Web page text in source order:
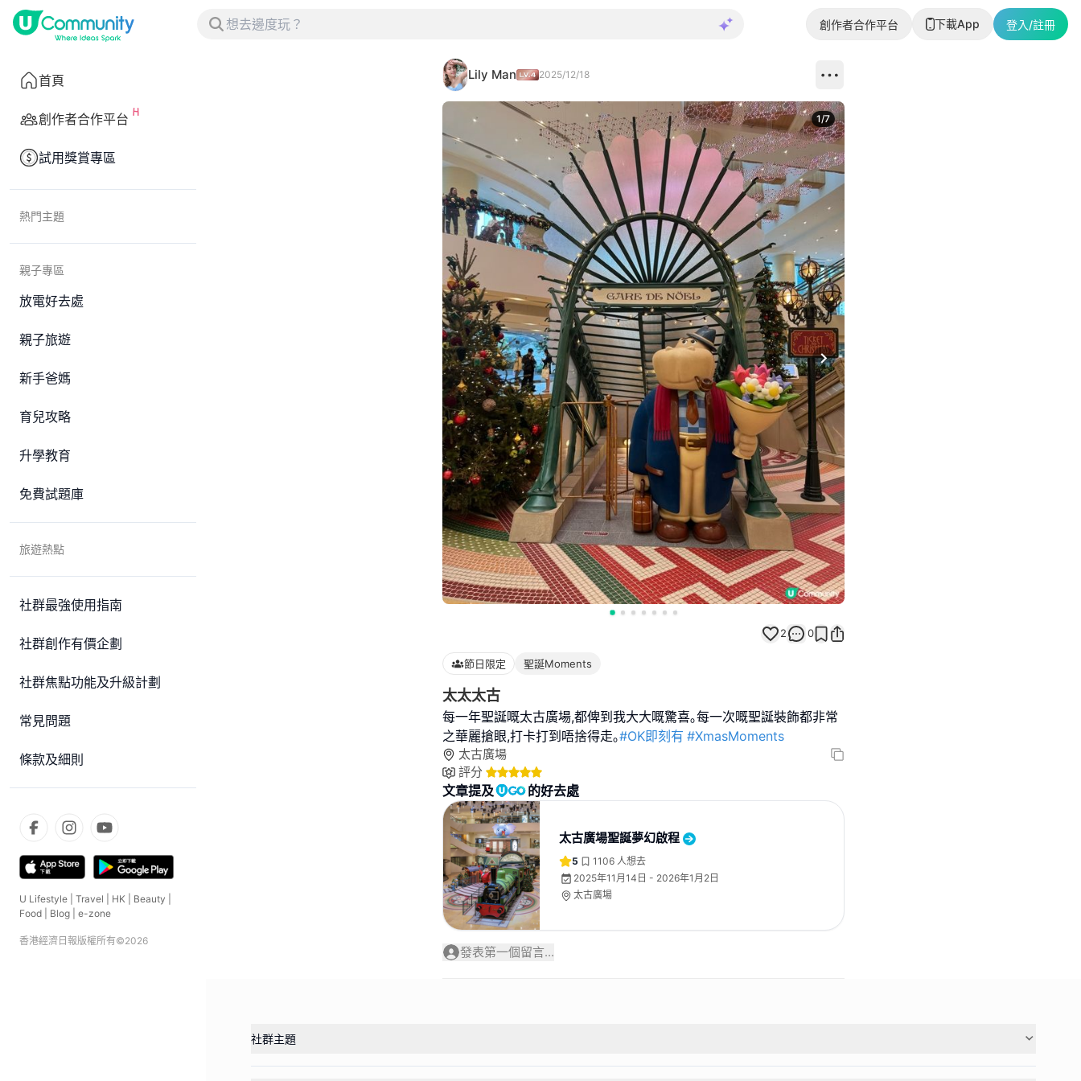
創作者合作平台 下載App 登入/註冊
首頁
創作者合作平台
試用獎賞專區
熱門主題
親子專區
放電好去處
親子旅遊
新手爸媽
育兒攻略
升學教育
免費試題庫
旅遊熱點
社群最強使用指南
社群創作有價企劃
社群焦點功能及升級計劃
常見問題
條款及細則
U Lifestyle Travel HK Beauty
Food
Blog e-zone
香港經濟日報版權所有©2026
Lily Man 2025/12/18
Next slide
1/7
2 0
節日限定 聖誕Moments
太太太古
每一年聖誕嘅太古廣場,都俾到我大大嘅驚喜｡每一次嘅聖誕裝飾都非常
之華麗搶眼,打卡打到唔捨得走｡#OK即刻有 #XmasMoments
太古廣場
評分
文章提及 的好去處
太古廣場聖誕夢幻啟程
5 1106 人想去
2025年11月14日 - 2026年1月2日
太古廣場
發表第一個留言...
社群主題